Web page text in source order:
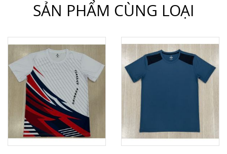
SẢN PHẨM CÙNG LOẠI